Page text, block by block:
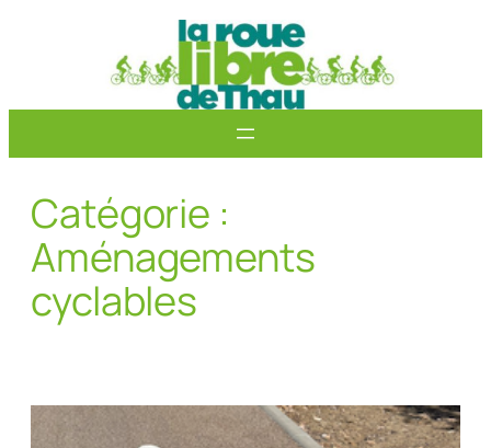
Catégorie :
Aménagements
cyclables